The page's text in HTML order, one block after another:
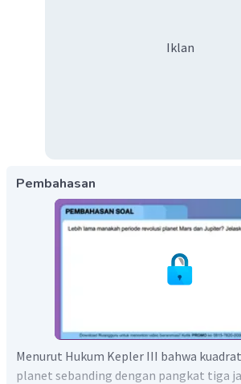
Iklan
Pembahasan
Menurut Hukum Kepler III bahwa
planet sebanding dengan pangkat tiga